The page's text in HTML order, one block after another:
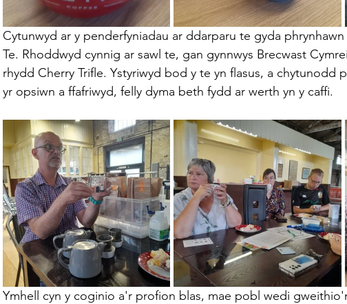
Cytunwyd ar y penderfyniadau ar ddarparu te gyda
Te. Rhoddwyd cynnig ar sawl te, gan gynnwys Brecwast
rhydd Cherry Trifle. Ystyriwyd bod y te yn flasus, a chytunodd
yr opsiwn a ffafriwyd, felly dyma beth fydd ar werth yn y caffi.
Ymhell cyn y coginio a'r profion blas, mae pobl wedi